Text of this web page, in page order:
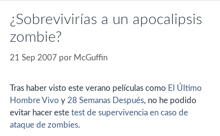
¿Sobrevivirías a un apocalipsis
zombie?
21 Sep 2007 por McGuffin
Tras haber visto este verano películas como El Último
Hombre Vivo y 28 Semanas Después, no he podido
evitar hacer este test de supervivencia en caso de
ataque de zombies.